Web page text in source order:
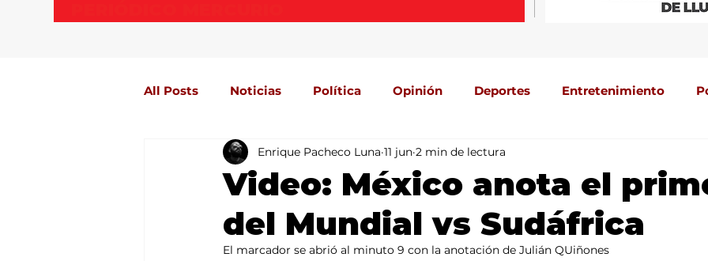
All Posts Noticias Política Opinión Deportes Entretenimiento
Agricultura México Mundo Portada 2
Video: México anota el
del Mundial vs Sudáfrica
Enrique Pacheco Luna 11 jun 2 min de lectura
El marcador se abrió al minuto 9 con la anotación de Julián QUiñones